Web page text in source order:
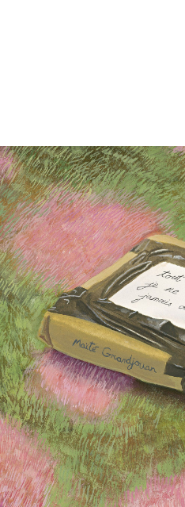
EN IMAGES